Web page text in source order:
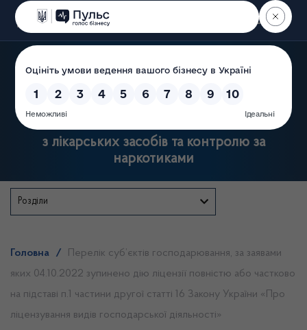
Пошук
Державна служба України
з лікарських засобів та контролю за
наркотиками
Розділи
Головна /
Перелік суб’єктів господарювання, за заявами
яких 04.10.2022 зупинено дію ліцензії повністю або частково
на підставі п.1 частини другої статті 16 Закону України «Про
ліцензування видів господарської діяльності»